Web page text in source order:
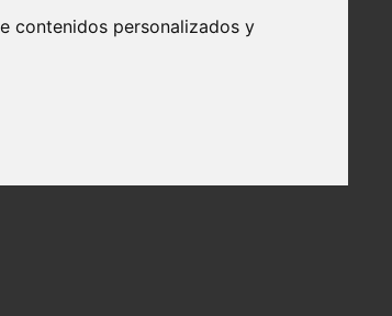
contenidos personalizados y